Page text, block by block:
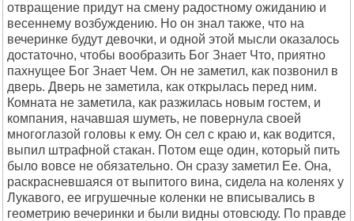
отвращение придут на смену радостному ожиданию и
весеннему возбуждению. Но он знал также, что на
вечеринке будут девочки, и одной этой мысли оказалось
достаточно, чтобы вообразить Бог Знает Что, приятно
пахнущее Бог Знает Чем. Он не заметил, как позвонил в
дверь. Дверь не заметила, как открылась перед ним.
Комната не заметила, как разжилась новым гостем, и
компания, начавшая шуметь, не повернула своей
многоглазой головы к ему. Он сел с краю и, как водится,
выпил штрафной стакан. Потом еще один, который пить
было вовсе не обязательно. Он сразу заметил Ее. Она,
раскрасневшаяся от выпитого вина, сидела на коленях у
Лукавого, ее игрушечные коленки не вписывались в
геометрию вечеринки и были видны отовсюду. По правде